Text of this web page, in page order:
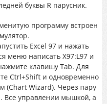
буквы R парусник.
программу встроен
Excel 97 и нажать
меню написать X97:L97 и
клавишу Tab. Для
Ctrl+Shift и одновременно
(Chart Wizard). Через пару
Все управлении мышкой, а